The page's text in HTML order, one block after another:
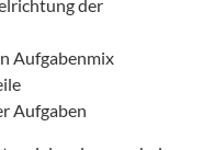
der
Aufgabenmix
Aufgaben